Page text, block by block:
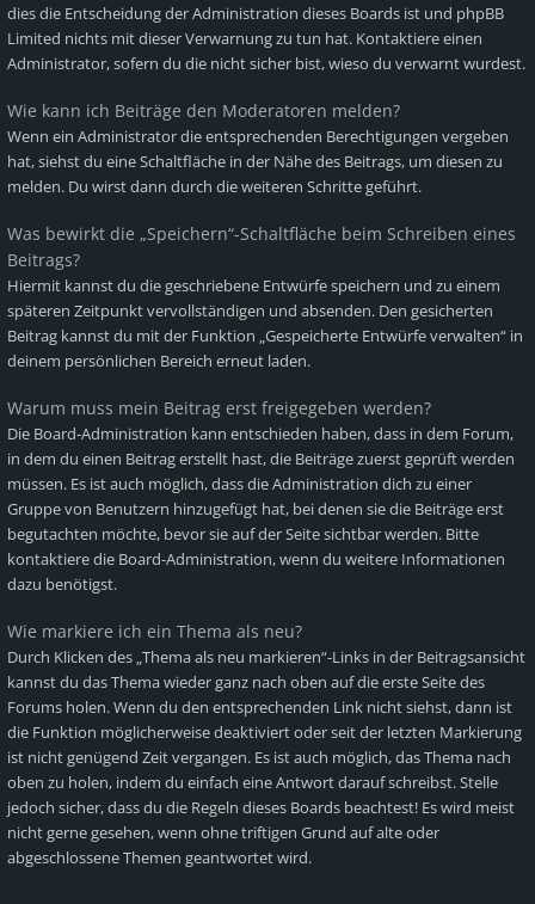
dies die Entscheidung der Administration dieses Boards ist und phpBB
Limited nichts mit dieser Verwarnung zu tun hat. Kontaktiere einen
Administrator, sofern du die nicht sicher bist, wieso du verwarnt wurdest.
Wie kann ich Beiträge den Moderatoren melden?
Wenn ein Administrator die entsprechenden Berechtigungen vergeben
hat, siehst du eine Schaltfläche in der Nähe des Beitrags, um diesen zu
melden. Du wirst dann durch die weiteren Schritte geführt.
Was bewirkt die „Speichern“-Schaltfläche beim Schreiben eines
Beitrags?
Hiermit kannst du die geschriebene Entwürfe speichern und zu einem
späteren Zeitpunkt vervollständigen und absenden. Den gesicherten
Beitrag kannst du mit der Funktion „Gespeicherte Entwürfe verwalten“ in
deinem persönlichen Bereich erneut laden.
Warum muss mein Beitrag erst freigegeben werden?
Die Board-Administration kann entschieden haben, dass in dem Forum,
in dem du einen Beitrag erstellt hast, die Beiträge zuerst geprüft werden
müssen. Es ist auch möglich, dass die Administration dich zu einer
Gruppe von Benutzern hinzugefügt hat, bei denen sie die Beiträge erst
begutachten möchte, bevor sie auf der Seite sichtbar werden. Bitte
kontaktiere die Board-Administration, wenn du weitere Informationen
dazu benötigst.
Wie markiere ich ein Thema als neu?
Durch Klicken des „Thema als neu markieren“-Links in der Beitragsansicht
kannst du das Thema wieder ganz nach oben auf die erste Seite des
Forums holen. Wenn du den entsprechenden Link nicht siehst, dann ist
die Funktion möglicherweise deaktiviert oder seit der letzten Markierung
ist nicht genügend Zeit vergangen. Es ist auch möglich, das Thema nach
oben zu holen, indem du einfach eine Antwort darauf schreibst. Stelle
jedoch sicher, dass du die Regeln dieses Boards beachtest! Es wird meist
nicht gerne gesehen, wenn ohne triftigen Grund auf alte oder
abgeschlossene Themen geantwortet wird.